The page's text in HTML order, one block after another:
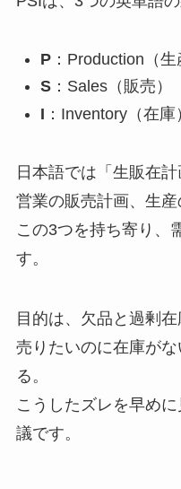
P：Production（生
S：Sales（販売）
I ：Inventory（在庫
日本語では「生販在計
営業の販売計画、生産
この3つを持ち寄り、
す。
目的は、欠品と過剰
売りたいのに在庫が
る。
こうしたズレを早め
議です。